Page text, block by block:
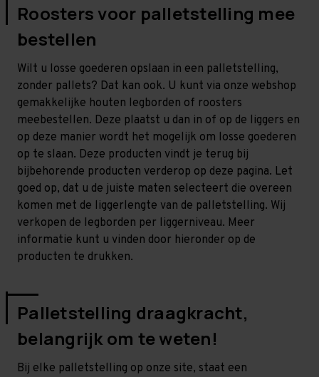
Roosters voor palletstelling mee
bestellen
Wilt u losse goederen opslaan in een palletstelling,
zonder pallets? Dat kan ook. U kunt via onze webshop
gemakkelijke houten legborden of roosters
meebestellen. Deze plaatst u dan in of op de liggers en
op deze manier wordt het mogelijk om losse goederen
op te slaan. Deze producten vindt je terug bij
bijbehorende producten verderop op deze pagina. Let
goed op, dat u de juiste maten selecteert die overeen
komen met de liggerlengte van de palletstelling. Wij
verkopen de legborden per liggerniveau. Meer
informatie kunt u vinden door hieronder op de
producten te drukken.
Palletstelling draagkracht,
belangrijk om te weten!
Bij elke palletstelling op onze site, staat een